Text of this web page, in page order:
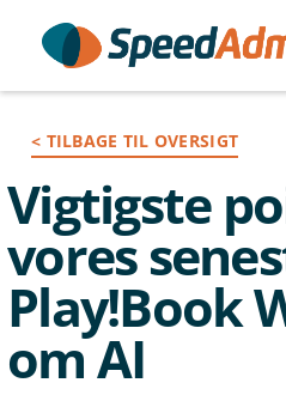
< TILBAGE TIL OVERSIGT
Vigtigste
vores
Play!Book
om AI